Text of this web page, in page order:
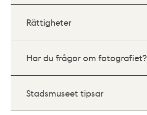
Rättigheter
Har du frågor om fotografiet?
Stadsmuseet tipsar